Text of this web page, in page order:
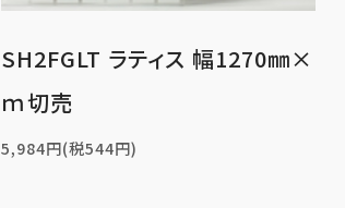
SH2FGLT ラティス 幅1270㎜×
ｍ切売
5,984円(税544円)